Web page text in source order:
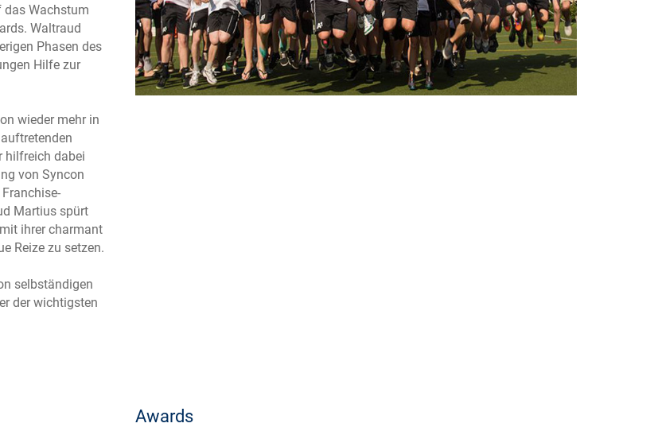
das Wachstum
Waltraud
Phasen des
Hilfe zur
wieder mehr in
hilfreich dabei
von Syncon
Martius spürt
ihrer charmant
Reize zu setzen.
selbständigen
der wichtigsten
Awards